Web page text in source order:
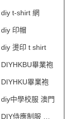
diy t-shirt 網
diy 印帽
diy 燙印 t shirt
DIYHKBU畢業袍
DIYHKU畢業袍
diy中學校服 澳門